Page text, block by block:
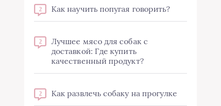
2 Как научить попугая говорить?
2
Лучшее мясо для собак с
доставкой: Где купить
качественный продукт?
2 Как развлечь собаку на прогулке